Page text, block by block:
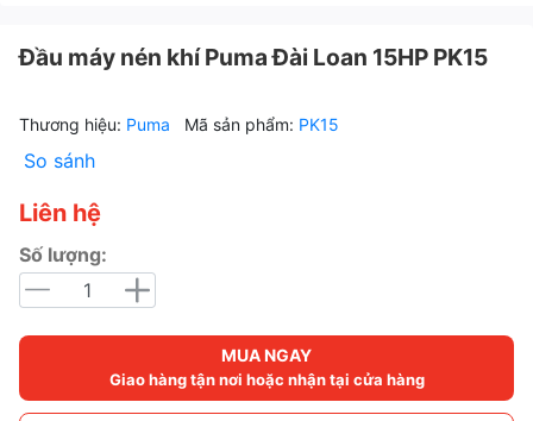
Đầu máy nén khí Puma Đài Loan 15HP PK15
Thương hiệu: Puma Mã sản phẩm: PK15
So sánh
Liên hệ
Số lượng:
MUA NGAY
Giao hàng tận nơi hoặc nhận tại cửa hàng